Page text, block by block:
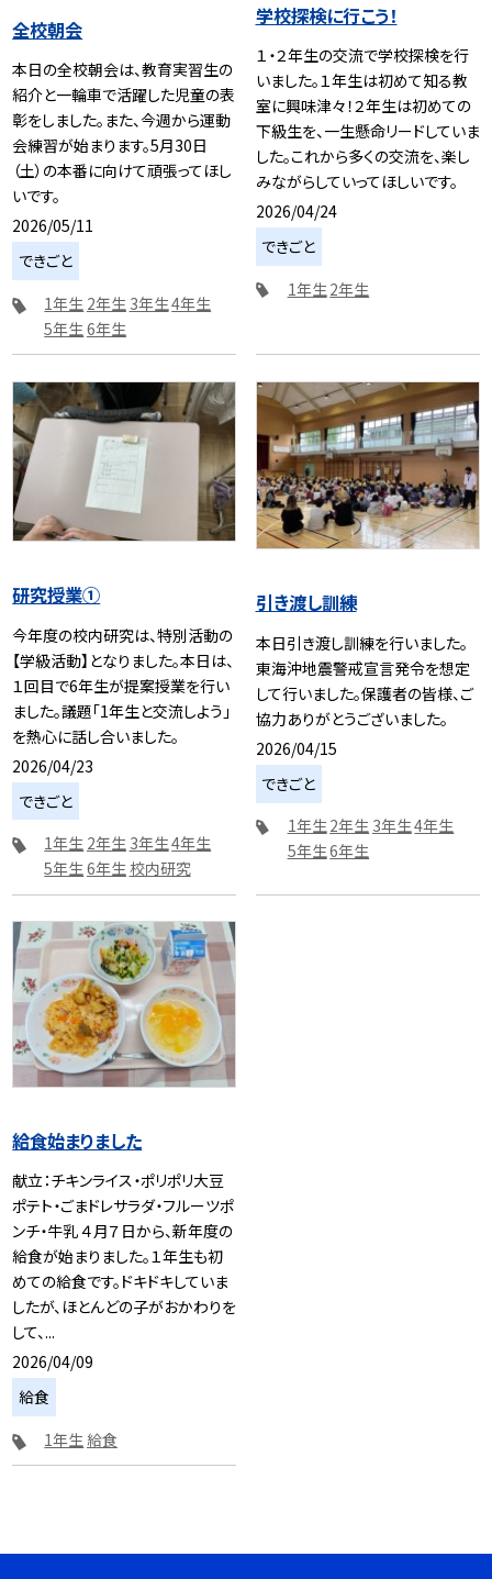
全校朝会
本日の全校朝会は、教育実習生の
紹介と一輪車で活躍した児童の表
彰をしました。また、今週から運動
会練習が始まります。5月30日
（土）の本番に向けて頑張ってほし
いです。
2026/05/11
できごと
1年生 2年生 3年生4年生
5年生 6年生
学校探検に行こう！
１・２年生の交流で学校探検を行
いました。１年生は初めて知る教
室に興味津々！２年生は初めての
下級生を、一生懸命リードしていま
した。これから多くの交流を、楽し
みながらしていってほしいです。
2026/04/24
できごと
1年生 2年生
研究授業①
今年度の校内研究は、特別活動の
【学級活動】となりました。本日は、
１回目で6年生が提案授業を行い
ました。議題「1年生と交流しよう」
を熱心に話し合いました。
2026/04/23
できごと
1年生 2年生 3年生4年生
5年生6年生 校内研究
引き渡し訓練
本日引き渡し訓練を行いました。
東海沖地震警戒宣言発令を想定
して行いました。保護者の皆様、ご
協力ありがとうございました。
2026/04/15
できごと
1年生2年生 3年生4年生
5年生6年生
給食始まりました
献立：チキンライス・ポリポリ大豆
ポテト・ごまドレサラダ・フルーツポ
ンチ・牛乳 ４月７日から、新年度の
給食が始まりました。１年生も初
めての給食です。ドキドキしていま
したが、ほとんどの子がおかわりを
して、...
2026/04/09
給食
1年生 給食